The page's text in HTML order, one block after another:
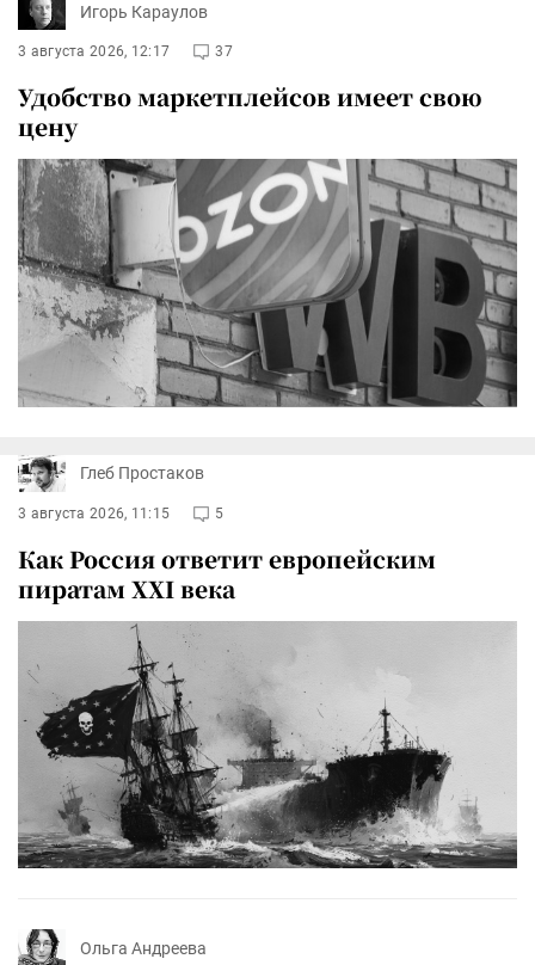
Игорь Караулов
3 августа 2026, 12:17 37
Удобство маркетплейсов имеет свою
цену
Глеб Простаков
3 августа 2026, 11:15 5
Как Россия ответит европейским
пиратам XXI века
Ольга Андреева